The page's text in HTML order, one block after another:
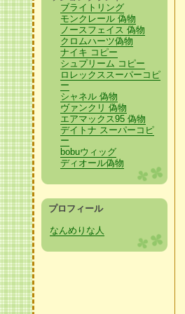
ブライトリング
モンクレール 偽物
ノースフェイス 偽物
クロムハーツ偽物
ナイキ コピー
シュプリーム コピー
ロレックススーパーコピ
ー
シャネル 偽物
ヴァンクリ 偽物
エアマックス95 偽物
デイトナ スーパーコピ
ー
bobuウィッグ
ディオール偽物
プロフィール
なんめりな人